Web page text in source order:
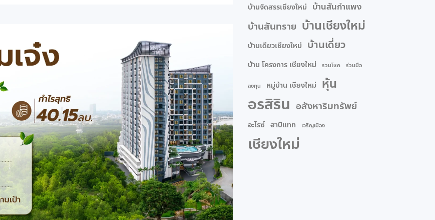
บ้านจัดสรรเชียงใหม่ บ้านสันกำแพง
บ้านสันทราย บ้านเชียงใหม่
บ้านเดียวเชียงใหม่ บ้านเดี่ยว
บ้าน โครงการ เชียงใหม่ รวมโชค ร่วมมือ
ลงทุน หมู่บ้าน เชียงใหม่ หุ้น
อรสิริน อสังหาริมทรัพย์
อะไรซ์ ฮาบิแทท เจริญเมือง
เชียงใหม่